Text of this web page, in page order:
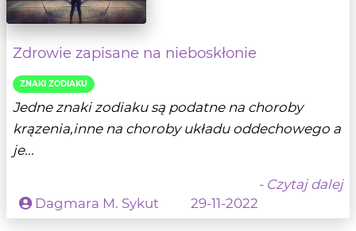
Zdrowie zapisane na nieboskłonie
ZNAKI ZODIAKU
Jedne znaki zodiaku są podatne na choroby
krązenia,inne na choroby układu oddechowego a
je...
- Czytaj dalej
Dagmara M. Sykut
29-11-2022